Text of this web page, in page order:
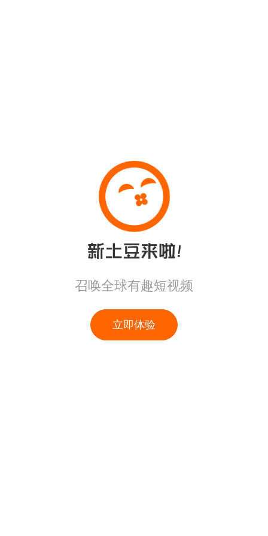
召唤全球有趣短视频
立即体验